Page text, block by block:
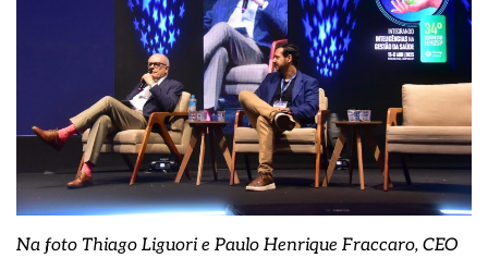
Na foto Thiago Liguori e Paulo Henrique Fraccaro, CEO